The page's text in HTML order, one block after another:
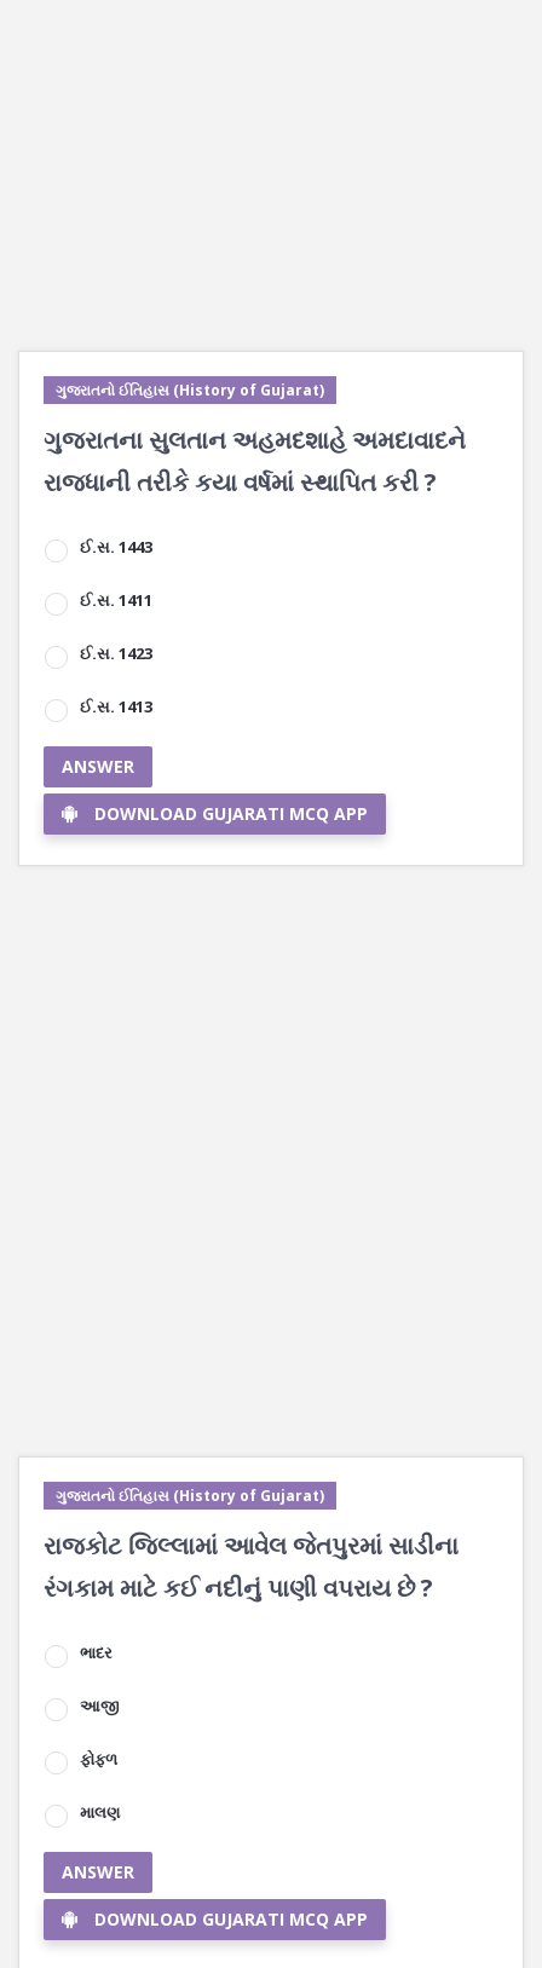
ગુજરાતનો ઈતિહાસ (History of Gujarat)
ગુજરાતના સુલતાન અહમદશાહે અમદાવાદને
રાજધાની તરીકે કયા વર્ષમાં સ્થાપિત કરી ?
ઈ.સ. 1443
ઈ.સ. 1411
ઈ.સ. 1423
ઈ.સ. 1413
ANSWER
DOWNLOAD GUJARATI MCQ APP
ગુજરાતનો ઈતિહાસ (History of Gujarat)
રાજકોટ જિલ્લામાં આવેલ જેતપુરમાં સાડીના
રંગકામ માટે કઈ નદીનું પાણી વપરાય છે ?
ભાદર
આજી
ફોફળ
માલણ
ANSWER
DOWNLOAD GUJARATI MCQ APP